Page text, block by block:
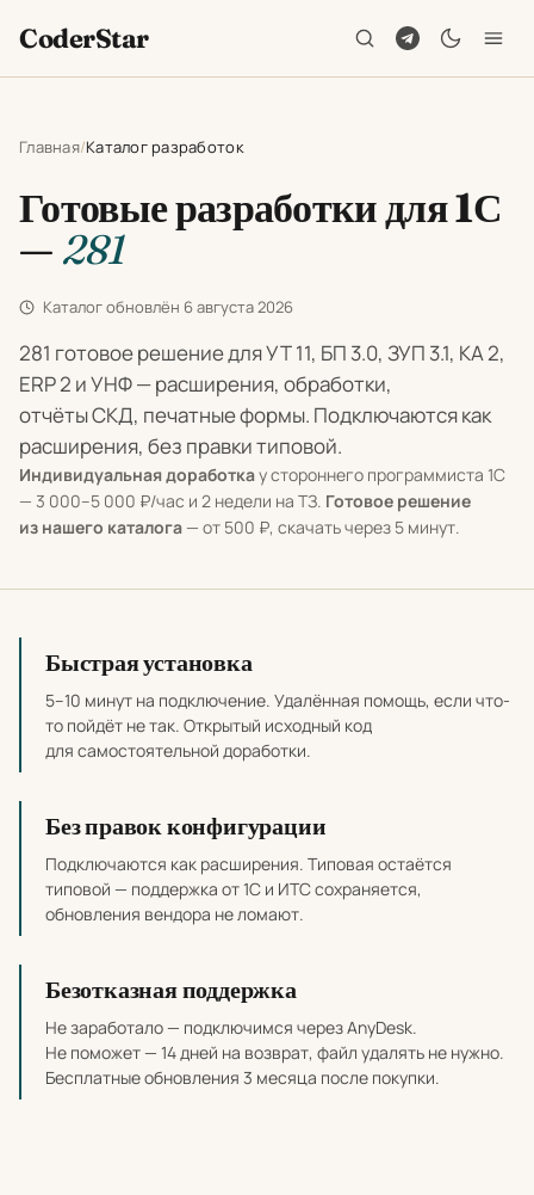
CoderStar
Главная Каталог разработок
Готовые разработки для 1С
— 281
Каталог обновлён 6 августа 2026
281 готовое решение для УТ 11, БП 3.0, ЗУП 3.1, КА 2,
ERP 2 и УНФ — расширения, обработки,
отчёты СКД, печатные формы. Подключаются как
расширения, без правки типовой.
Индивидуальная доработкау стороннего программиста 1С
— 3 000–5 000 ₽/час и 2 недели на ТЗ. Готовое решение
из нашего каталога — от 500 ₽, скачать через 5 минут.
Почему выбирать наши разработки
Быстрая установка
5–10 минут на подключение. Удалённая помощь, если что-
то пойдёт не так. Открытый исходный код
для самостоятельной доработки.
Без правок конфигурации
Подключаются как расширения. Типовая остаётся
типовой — поддержка от 1С и ИТС сохраняется,
обновления вендора не ломают.
Безотказная поддержка
Не заработало — подключимся через AnyDesk.
Не поможет — 14 дней на возврат, файл удалять не нужно.
Бесплатные обновления 3 месяца после покупки.